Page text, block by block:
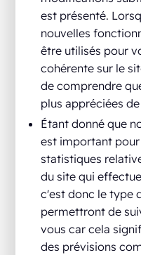
est présenté.
nouvelles
être utilisés pour
cohérente sur le
de comprendre
plus appréciées
Étant donné que
est important
statistiques
du site qui
c'est donc le type
permettront de
vous car cela
des prévisions